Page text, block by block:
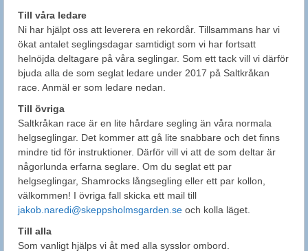
Till våra ledare
Ni har hjälpt oss att leverera en rekordår. Tillsammans har vi
ökat antalet seglingsdagar samtidigt som vi har fortsatt
helnöjda deltagare på våra seglingar. Som ett tack vill vi därför
bjuda alla de som seglat ledare under 2017 på Saltkråkan
race. Anmäl er som ledare nedan.
Till övriga
Saltkråkan race är en lite hårdare segling än våra normala
helgseglingar. Det kommer att gå lite snabbare och det finns
mindre tid för instruktioner. Därför vill vi att de som deltar är
någorlunda erfarna seglare. Om du seglat ett par
helgseglingar, Shamrocks långsegling eller ett par kollon,
välkommen! I övriga fall skicka ett mail till
jakob.naredi@skeppsholmsgarden.se och kolla läget.
Till alla
Som vanligt hjälps vi åt med alla sysslor ombord.